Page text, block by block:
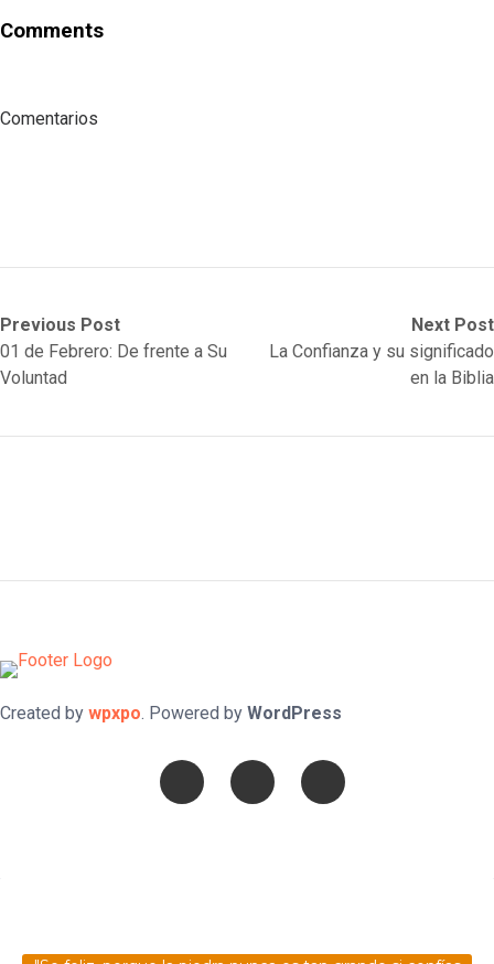
Comments
Comentarios
Post
navigation
Previous Post
Previous
post:
01 de Febrero: De frente a Su
Voluntad
Next Post
Next
post:
La Confianza y su significado
en la Biblia
Created by wpxpo. Powered by WordPress